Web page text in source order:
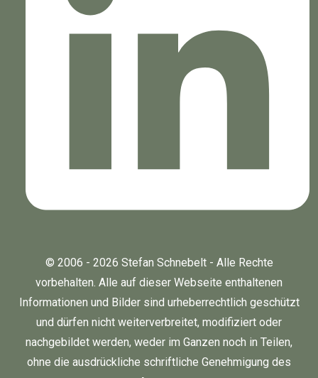
© 2006 - 2026 Stefan Schnebelt - Alle Rechte
vorbehalten. Alle auf dieser Webseite enthaltenen
Informationen und Bilder sind urheberrechtlich geschützt
und dürfen nicht weiterverbreitet, modifiziert oder
nachgebildet werden, weder im Ganzen noch in Teilen,
ohne die ausdrückliche schriftliche Genehmigung des